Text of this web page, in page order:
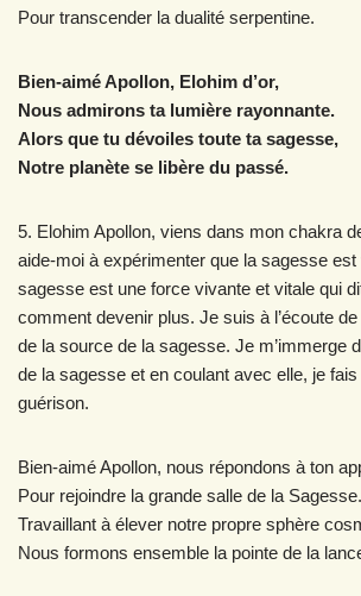
Pour transcender la dualité serpentine.
Bien-aimé Apollon, Elohim d’or,
Nous admirons ta lumière rayonnante.
Alors que tu dévoiles toute ta sagesse,
Notre planète se libère du passé.
5. Elohim Apollon, viens dans mon chakra
aide-moi à expérimenter que la sagesse
sagesse est une force vivante et vitale qui
comment devenir plus. Je suis à l’écoute
de la source de la sagesse. Je m’immerge
de la sagesse et en coulant avec elle, je fais
guérison.
Bien-aimé Apollon, nous répondons à ton
Pour rejoindre la grande salle de la Sagesse.
Travaillant à élever notre propre sphère
Nous formons ensemble la pointe de la